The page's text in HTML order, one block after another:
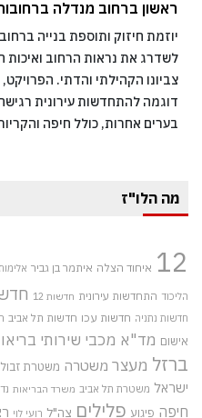
ראשון ברחוב מנדלה
יוזמת חיזוק ותוספת בנייה
לשדרג את נראות הרחוב ואיכות
צביונו הקהילתי והדתי.
דוגמה להתחדשות עירונית
בערים אחרות, כולל חיפה
מה הלו"ז
12 איחוד הצלה איתמר בן גביר
הליכוד התחדשות עירונית חדשות 12
חדשות נתניה חדשות עכו חדשות תל אביב
אישום מד"א מכבי שירותי
ברזל מעצר משטרה משטרת
ישראל משטרת תל אביב משרד הבריאות
חיפה פיגוע פלילים צה"ל רועי לוי